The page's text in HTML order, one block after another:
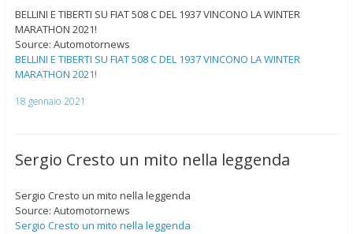
BELLINI E TIBERTI SU FIAT 508 C DEL 1937 VINCONO LA WINTER
MARATHON 2021!
Source: Automotornews
BELLINI E TIBERTI SU FIAT 508 C DEL 1937 VINCONO LA WINTER
MARATHON 2021!
18 gennaio 2021
Sergio Cresto un mito nella leggenda
Sergio Cresto un mito nella leggenda
Source: Automotornews
Sergio Cresto un mito nella leggenda